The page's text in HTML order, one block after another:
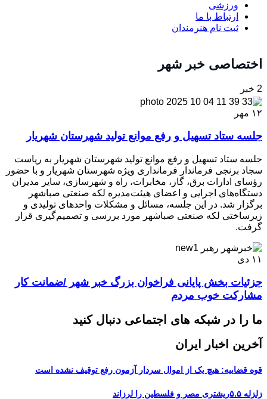
ورزشی
ارتباط با ما
ثبت نام هنرمندان
اختصاصی خبر شهر
2 خبر
۱۲ مهر
جلسه ستاد تسهیل و رفع موانع تولید شهرستان شهریار
جلسه ستاد تسهیل و رفع موانع تولید شهرستان شهریار به ریاست
سجاد برنجی فرماندار فرمانداری ویژه شهرستان شهریار و با حضور
رؤسای ادارات برق، گاز، مخابرات، راه و شهرسازی، سایر مدیران
دستگاه‌های اجرایی و اعضای هیئت‌مدیره لکه صنعتی صباشهر
برگزار شد. در این جلسه، مسائل و مشکلات واحدهای تولیدی و
زیرساختی لکه صنعتی صباشهر مورد بررسی و تصمیم‌گیری قرار
گرفت.
۱۱ دی
جزئیات بخش پایانی فراخوان بزرگ خبر شهر /ضمانت کار
مشارکت خوب مردم
ما را در شبکه های اجتماعی دنبال کنید
آخرین اخبار ایران
قوه قضاییه: هیچ یک از اموال سردار آزمون رفع توقیف نشده است
زلزله ۵.۵ریشتری مصر و فلسطین را لرزاند